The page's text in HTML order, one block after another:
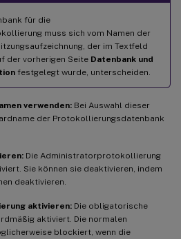
für die
muss sich vom Namen der
der im Textfeld
der vorherigen Seite Datenbank und
festgelegt wurde, unterscheiden.
verwenden: Bei Auswahl dieser
der Protokollierungsdatenbank
Die Administratorprotokollierung
Sie können sie deaktivieren, indem
deaktivieren.
aktivieren: Die obligatorische
aktiviert. Die normalen
blockiert, wenn die